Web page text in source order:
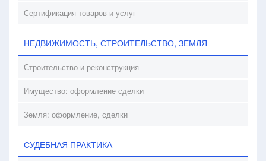
Сертификация товаров и услуг
НЕДВИЖИМОСТЬ, СТРОИТЕЛЬСТВО, ЗЕМЛЯ
Строительство и реконструкция
Имущество: оформление сделки
Земля: оформление, сделки
СУДЕБНАЯ ПРАКТИКА